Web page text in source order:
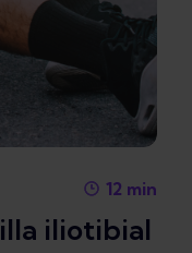
12 min
iliotibial